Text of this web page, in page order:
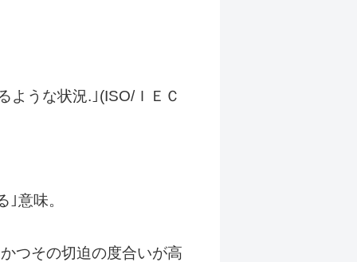
ような状況.｣(ISO/ＩＥＣ
｣意味。
つその切迫の度合いが高